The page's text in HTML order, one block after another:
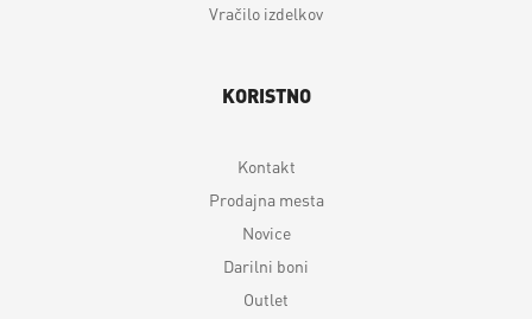
Vračilo izdelkov
KORISTNO
Kontakt
Prodajna mesta
Novice
Darilni boni
Outlet